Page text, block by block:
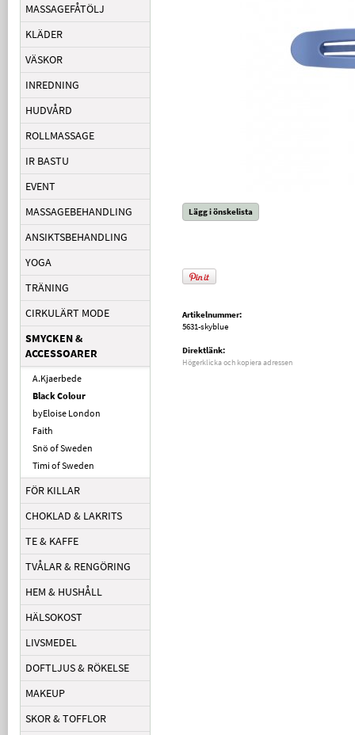
MASSAGEFÅTÖLJ
KLÄDER
VÄSKOR
INREDNING
HUDVÅRD
ROLLMASSAGE
IR BASTU
EVENT
MASSAGEBEHANDLING
ANSIKTSBEHANDLING
YOGA
TRÄNING
CIRKULÄRT MODE
SMYCKEN &
ACCESSOARER
A.Kjaerbede
Black Colour
byEloise London
Faith
Snö of Sweden
Timi of Sweden
FÖR KILLAR
CHOKLAD & LAKRITS
TE & KAFFE
TVÅLAR & RENGÖRING
HEM & HUSHÅLL
HÄLSOKOST
LIVSMEDEL
DOFTLJUS & RÖKELSE
MAKEUP
SKOR & TOFFLOR
Lägg i önskelista
Artikelnummer:
5631-skyblue
Direktlänk:
Högerklicka och kopiera adressen